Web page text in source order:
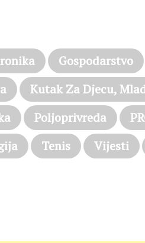
Gospodarstvo
Kutak Za Djecu,
Poljoprivreda
Tenis Vijesti